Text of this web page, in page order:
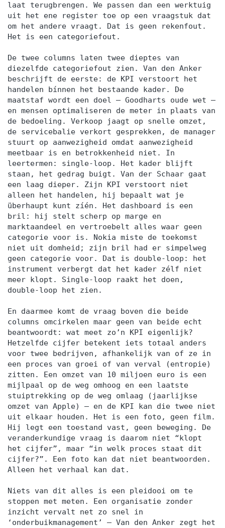
laat terugbrengen. We passen dan een werktuig
uit het ene register toe op een vraagstuk dat
om het andere vraagt. Dat is geen rekenfout.
Het is een categoriefout.
De twee columns laten twee dieptes van
diezelfde categoriefout zien. Van den Anker
beschrijft de eerste: de KPI verstoort het
handelen bínnen het bestaande kader. De
maatstaf wordt een doel — Goodharts oude wet —
en mensen optimaliseren de meter in plaats van
de bedoeling. Verkoop jaagt op snelle omzet,
de servicebalie verkort gesprekken, de manager
stuurt op aanwezigheid omdat aanwezigheid
meetbaar is en betrokkenheid niet. In
leertermen: single-loop. Het kader blijft
staan, het gedrag buigt. Van der Schaar gaat
een laag dieper. Zijn KPI verstoort niet
alleen het handelen, hij bepaalt wat je
überhaupt kunt zíén. Het dashboard is een
bril: hij stelt scherp op marge en
marktaandeel en vertroebelt alles waar geen
categorie voor is. Nokia miste de toekomst
niet uit domheid; zijn bril had er simpelweg
geen categorie voor. Dat is double-loop: het
instrument verbergt dat het kader zélf niet
meer klopt. Single-loop raakt het doen,
double-loop het zien.
En daarmee komt de vraag boven die beide
columns omcirkelen maar geen van beide echt
beantwoordt: wat meet zo’n KPI eigenlijk?
Hetzelfde cijfer betekent iets totaal anders
voor twee bedrijven, afhankelijk van of ze in
een proces van groei of van verval (entropie)
zitten. Een omzet van 10 miljoen euro is een
mijlpaal op de weg omhoog en een laatste
stuiptrekking op de weg omlaag (jaarlijkse
omzet van Apple) — en de KPI kan die twee niet
uit elkaar houden. Het is een foto, geen film.
Hij legt een toestand vast, geen beweging. De
veranderkundige vraag is daarom niet “klopt
het cijfer”, maar “in welk proces staat dit
cijfer?”. Een foto kan dat niet beantwoorden.
Alleen het verhaal kan dat.
Niets van dit alles is een pleidooi om te
stoppen met meten. Een organisatie zonder
inzicht vervalt net zo snel in
‘onderbuikmanagement’ — Van den Anker zegt het